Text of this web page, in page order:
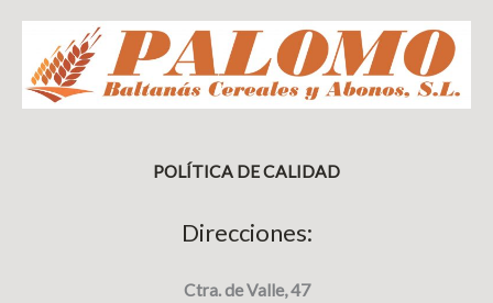
POLÍTICA DE CALIDAD
Direcciones:
Ctra. de Valle, 47